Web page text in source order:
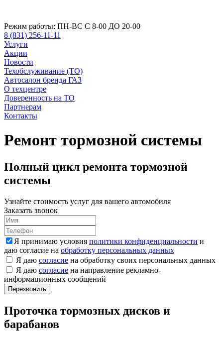
Режим работы: ПН-ВС С 8-00 ДО 20-00
8 (831) 256-11-11
Услуги
Акции
Новости
Техобслуживание (ТО)
Автосалон бренда ГАЗ
О техцентре
Доверенность на ТО
Партнерам
Контакты
Ремонт тормозной системы
Полный цикл ремонта тормозной
системы
Узнайте стоимость услуг для вашего автомобиля
Заказать звонок
Я принимаю условия политики конфиденциальности и
даю согласие на обработку персональных данных
Я даю согласие на обработку своих персональных данных
Я даю согласие на направление рекламно-
информационных сообщений
Проточка тормозных дисков и
барабанов